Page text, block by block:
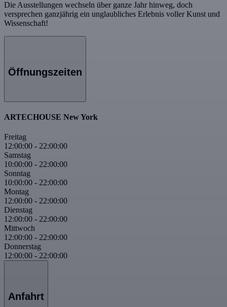
Die Ausstellungen wechseln über ganze Jahr hinweg, doch
versprechen ganzjährig ein unglaubliches Erlebnis voller Kunst und
Wissenschaft!
Öffnungszeiten
ARTECHOUSE New York
Freitag
12:00:00 - 22:00:00
Samstag
10:00:00 - 22:00:00
Sonntag
10:00:00 - 22:00:00
Montag
12:00:00 - 22:00:00
Dienstag
12:00:00 - 22:00:00
Mittwoch
12:00:00 - 22:00:00
Donnerstag
12:00:00 - 22:00:00
Anfahrt